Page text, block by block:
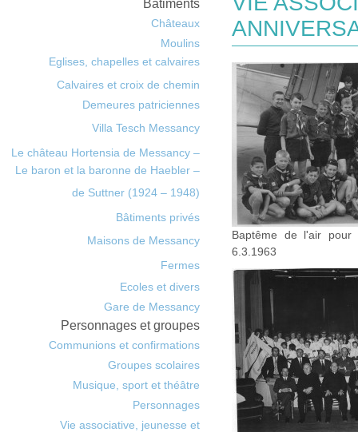
Bâtiments
Châteaux
Moulins
Eglises, chapelles et calvaires
Calvaires et croix de chemin
Demeures patriciennes
Villa Tesch Messancy
Le château Hortensia de Messancy –
Le baron et la baronne de Haebler –
de Suttner (1924 – 1948)
Bâtiments privés
Maisons de Messancy
Fermes
Ecoles et divers
Gare de Messancy
Personnages et groupes
Communions et confirmations
Groupes scolaires
Musique, sport et théâtre
Personnages
Vie associative, jeunesse et
Baptême de l'air
6.3.1963